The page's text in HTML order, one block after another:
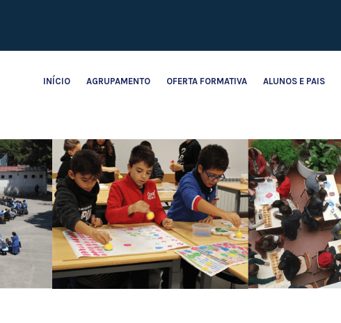
INÍCIO AGRUPAMENTO OFERTA FORMATIVA ALUNOS E PAIS